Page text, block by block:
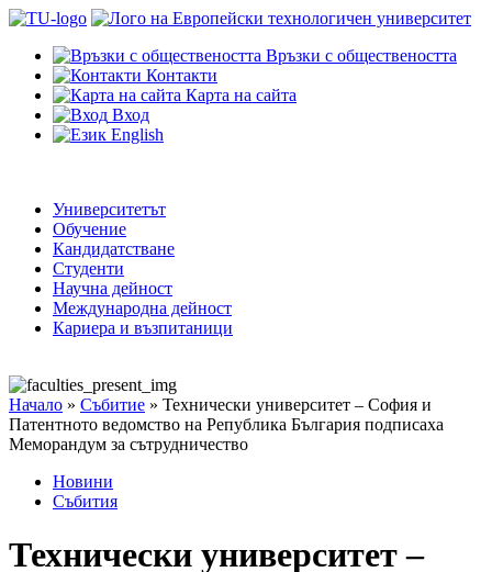
Връзки с обществеността
Контакти
Карта на сайта
Вход
English
Университетът
Обучение
Кандидатстване
Студенти
Научна дейност
Международна дейност
Кариера и възпитаници
Начало » Събитие » Технически университет – София и
Патентното ведомство на Република България подписаха
Меморандум за сътрудничество
Новини
Събития
Технически университет –